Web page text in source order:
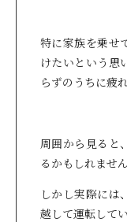
特に家族を乗せ
けたいという思
らずのうちに疲
周囲から見ると
るかもしれません
しかし実際には
越して運転して